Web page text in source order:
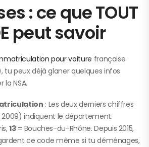
: ce que TOUT
peut savoir
pour voiture française
tu peux déjà glaner quelques infos
la NSA.
: Les deux derniers chiffres
indiquent le département.
13= Bouches-du-Rhône. Depuis 2015,
ce code même si tu déménages,